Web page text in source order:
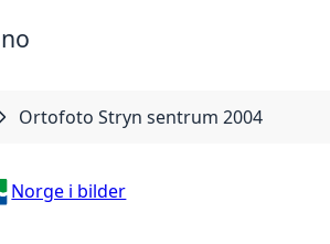
Ortofoto Stryn sentrum 2004
Norge i bilder